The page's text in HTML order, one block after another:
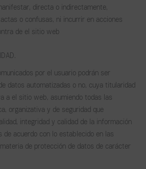
directa o indirectamente,
o confusas, ni incurrir en acciones
de el sitio web
por el usuario podrán ser
datos automatizadas o no, cuya titularidad
a el sitio web, asumiendo todas las
organizativa y de seguridad que
integridad y calidad de la información
de acuerdo con lo establecido en las
de protección de datos de carácter